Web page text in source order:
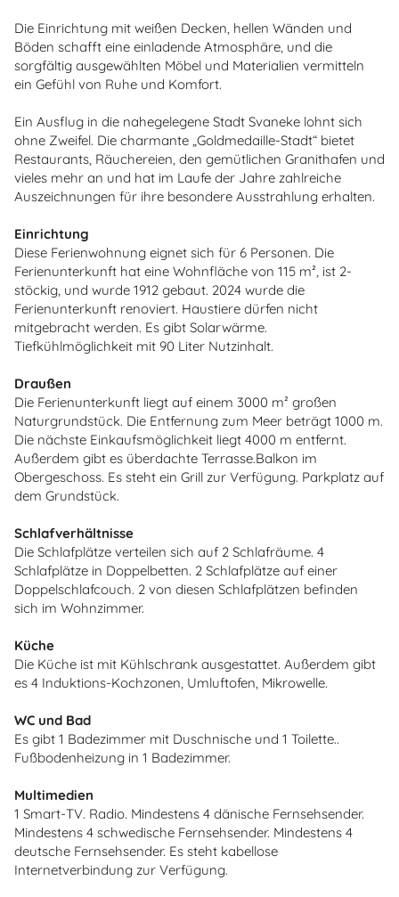
Die Einrichtung mit weißen Decken, hellen Wänden und
Böden schafft eine einladende Atmosphäre, und die
sorgfältig ausgewählten Möbel und Materialien vermitteln
ein Gefühl von Ruhe und Komfort.
Ein Ausflug in die nahegelegene Stadt Svaneke lohnt sich
ohne Zweifel. Die charmante „Goldmedaille-Stadt“ bietet
Restaurants, Räuchereien, den gemütlichen Granithafen und
vieles mehr an und hat im Laufe der Jahre zahlreiche
Auszeichnungen für ihre besondere Ausstrahlung erhalten.
Einrichtung
Diese Ferienwohnung eignet sich für 6 Personen. Die
Ferienunterkunft hat eine Wohnfläche von 115 m², ist 2-
stöckig, und wurde 1912 gebaut. 2024 wurde die
Ferienunterkunft renoviert. Haustiere dürfen nicht
mitgebracht werden. Es gibt Solarwärme.
Tiefkühlmöglichkeit mit 90 Liter Nutzinhalt.
Draußen
Die Ferienunterkunft liegt auf einem 3000 m² großen
Naturgrundstück. Die Entfernung zum Meer beträgt 1000 m.
Die nächste Einkaufsmöglichkeit liegt 4000 m entfernt.
Außerdem gibt es überdachte Terrasse.Balkon im
Obergeschoss. Es steht ein Grill zur Verfügung. Parkplatz auf
dem Grundstück.
Schlafverhältnisse
Die Schlafplätze verteilen sich auf 2 Schlafräume. 4
Schlafplätze in Doppelbetten. 2 Schlafplätze auf einer
Doppelschlafcouch. 2 von diesen Schlafplätzen befinden
sich im Wohnzimmer.
Küche
Die Küche ist mit Kühlschrank ausgestattet. Außerdem gibt
es 4 Induktions-Kochzonen, Umluftofen, Mikrowelle.
WC und Bad
Es gibt 1 Badezimmer mit Duschnische und 1 Toilette..
Fußbodenheizung in 1 Badezimmer.
Multimedien
1 Smart-TV. Radio. Mindestens 4 dänische Fernsehsender.
Mindestens 4 schwedische Fernsehsender. Mindestens 4
deutsche Fernsehsender. Es steht kabellose
Internetverbindung zur Verfügung.